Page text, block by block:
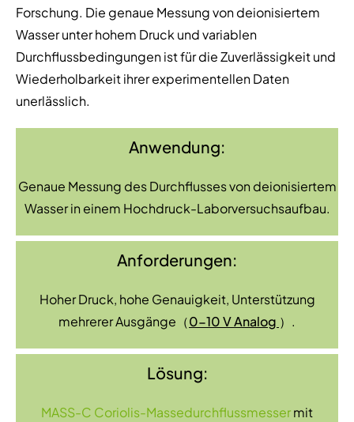
Forschung. Die genaue Messung von deionisiertem
Wasser unter hohem Druck und variablen
Durchflussbedingungen ist für die Zuverlässigkeit und
Wiederholbarkeit ihrer experimentellen Daten
unerlässlich.
Anwendung:
Genaue Messung des Durchflusses von deionisiertem
Wasser in einem Hochdruck-Laborversuchsaufbau.
Anforderungen:
Hoher Druck, hohe Genauigkeit, Unterstützung
mehrerer Ausgänge（0-10 V Analog ）.
Lösung:
MASS-C Coriolis-Massedurchflussmessermit